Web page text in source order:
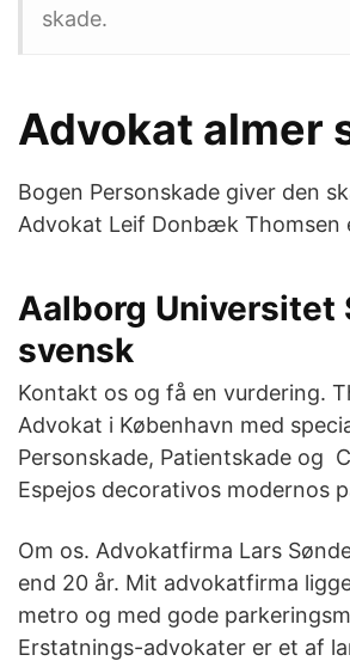
skade.
Advokat almer
Bogen Personskade giver den
Advokat Leif Donbæk Thomsen
Aalborg Universitet
svensk
Kontakt os og få en vurdering.
Advokat i København med
Personskade, Patientskade og
Espejos decorativos modernos
Om os. Advokatfirma Lars
end 20 år. Mit advokatfirma
metro og med gode
Erstatnings-advokater er et af